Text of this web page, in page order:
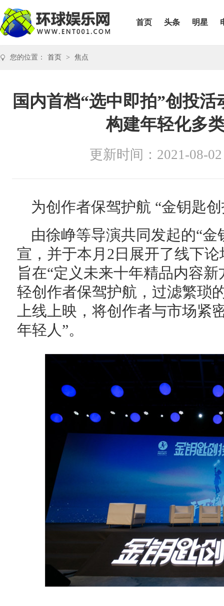
首页 头条 明星
您的位置： 首页 > 焦点
国内首档“选中即拍”创投
构建年轻化多
更新时间：2021-08-02
为创作者保驾护航 “金钥匙
由徐峥等导演共同发起的“
宣，并于本月2日展开了线下
旨在“定义未来十年精品内容
轻创作者保驾护航，过滤繁琐
上线上映，将创作者与市场紧
年轻人”。